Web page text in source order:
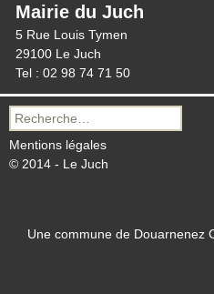
Mairie du Juch
5 Rue Louis Tymen
29100 Le Juch
Tel : 02 98 74 71 50
Recherche
pour :
Mentions légales
© 2014 - Le Juch
Une commune de Douarnenez